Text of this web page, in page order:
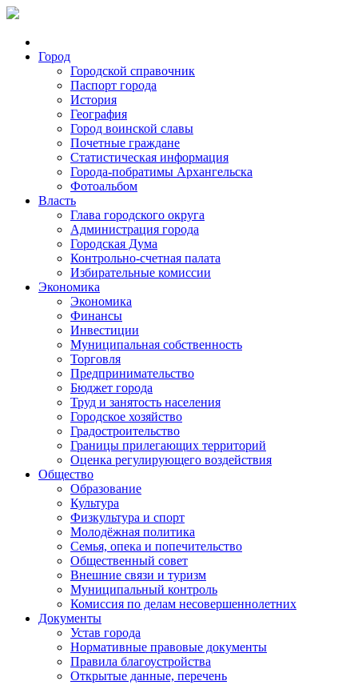
Город
Городской справочник
Паспорт города
История
География
Город воинской славы
Почетные граждане
Статистическая информация
Города-побратимы Архангельска
Фотоальбом
Власть
Глава городского округа
Администрация города
Городская Дума
Контрольно-счетная палата
Избирательные комиссии
Экономика
Экономика
Финансы
Инвестиции
Муниципальная собственность
Торговля
Предпринимательство
Бюджет города
Труд и занятость населения
Городское хозяйство
Градостроительство
Границы прилегающих территорий
Оценка регулирующего воздействия
Общество
Образование
Культура
Физкультура и спорт
Молодёжная политика
Семья, опека и попечительство
Общественный совет
Внешние связи и туризм
Муниципальный контроль
Комиссия по делам несовершеннолетних
Документы
Устав города
Нормативные правовые документы
Правила благоустройства
Открытые данные, перечень